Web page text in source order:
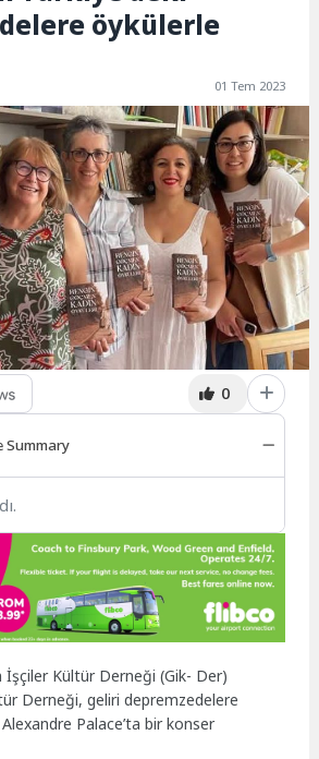
öykülerle
01 Tem 2023
0
Summary
İşçiler Kültür Derneği (Gik- Der)
Derneği, geliri depremzedelere
Palace’ta bir konser